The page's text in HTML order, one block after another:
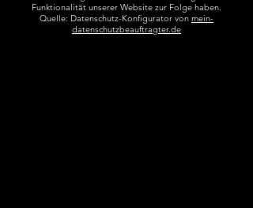
Funktionalität unserer Website zur Folge haben.
Quelle: Datenschutz-Konfigurator von mein-
datenschutzbeauftragter.de